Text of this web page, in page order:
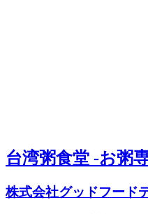
台湾粥食堂 -お粥
株式会社グッドフード